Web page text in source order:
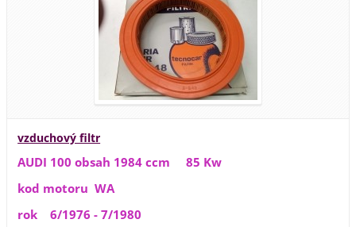
vzduchový filtr
AUDI 100 obsah 1984 ccm 85 Kw
kod motoru WA
rok 6/1976 - 7/1980